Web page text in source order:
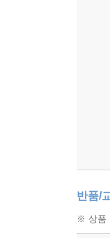
반품/
※ 상품